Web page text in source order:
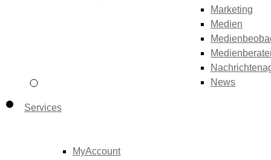
Marketing
Medien
News
Services
MyAccount